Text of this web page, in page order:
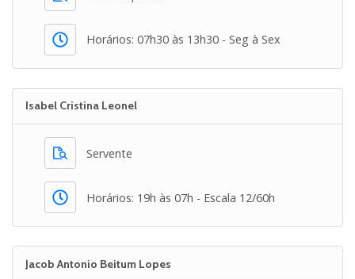
Horários: 07h30 às 13h30 - Seg à Sex
Isabel Cristina Leonel
Servente
Horários: 19h às 07h - Escala 12/60h
Jacob Antonio Beitum Lopes